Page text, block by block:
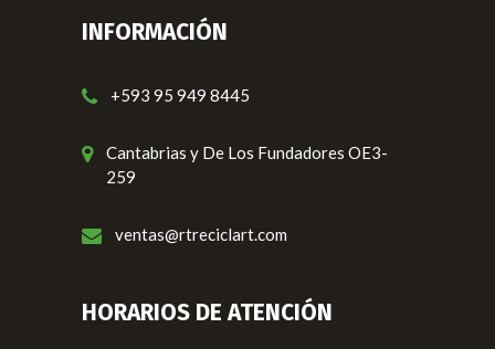
INFORMACIÓN
+593 95 949 8445
Cantabrias y De Los Fundadores OE3-
259
ventas@rtreciclart.com
HORARIOS DE ATENCIÓN